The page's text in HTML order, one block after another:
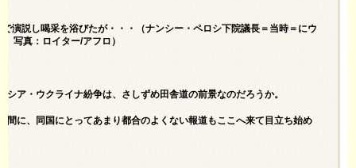
演説し喝采を浴びたが・・・（ナンシー・ペロシ下院議長＝当時＝にウ
写真：ロイター/アフロ）
ア・ウクライナ紛争は、さしずめ田舎道の前景なのだろうか。
に、同国にとってあまり都合のよくない報道もここへ来て目立ち始め